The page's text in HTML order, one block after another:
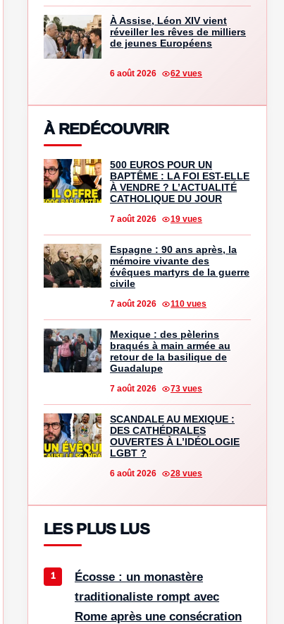
À Assise, Léon XIV vient
réveiller les rêves de milliers
de jeunes Européens
6 août 2026 62 vues
À REDÉCOUVRIR
500 EUROS POUR UN
BAPTÊME : LA FOI EST-ELLE
À VENDRE ? L’ACTUALITÉ
CATHOLIQUE DU JOUR
7 août 2026 19 vues
Espagne : 90 ans après, la
mémoire vivante des
évêques martyrs de la guerre
civile
7 août 2026 110 vues
Mexique : des pèlerins
braqués à main armée au
retour de la basilique de
Guadalupe
7 août 2026 73 vues
SCANDALE AU MEXIQUE :
DES CATHÉDRALES
OUVERTES À L’IDÉOLOGIE
LGBT ?
6 août 2026 28 vues
LES PLUS LUS
Écosse : un monastère
traditionaliste rompt avec
Rome après une consécration